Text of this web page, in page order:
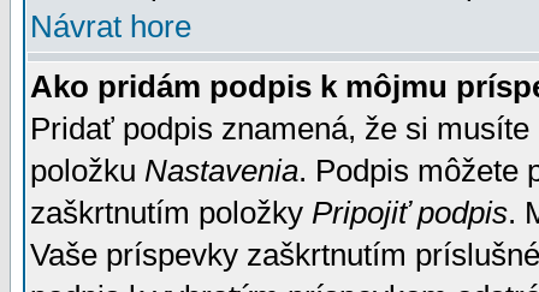
Návrat hore
Ako pridám podpis k môjmu
Pridať podpis znamená, že si
položku Nastavenia. Podpis môžete
zaškrtnutím položky Pripojiť podpis.
Vaše príspevky zaškrtnutím